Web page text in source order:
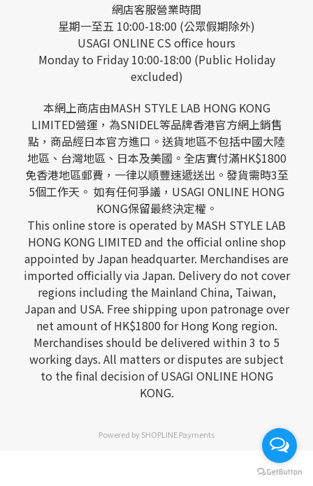
立即購買
網店客服營業時間
星期一至五 10:00-18:00 (公眾假期除外)
USAGI ONLINE CS office hours
Monday to Friday 10:00-18:00 (Public Holiday
excluded)
本網上商店由MASH STYLE LAB HONG KONG
LIMITED營運，為SNIDEL等品牌香港官方網上銷售
點，商品經日本官方進口。送貨地區不包括中國大陸
地區、台灣地區、日本及美國。全店實付滿HK$1800
免香港地區郵費，一律以順豐速遞送出。發貨需時3至
5個工作天。 如有任何爭議，USAGI ONLINE HONG
KONG保留最終決定權。
This online store is operated by MASH STYLE LAB
HONG KONG LIMITED and the official online shop
appointed by Japan headquarter. Merchandises are
imported officially via Japan. Delivery do not cover
regions including the Mainland China, Taiwan,
Japan and USA. Free shipping upon patronage over
net amount of HK$1800 for Hong Kong region.
Merchandises should be delivered within 3 to 5
working days. All matters or disputes are subject
to the final decision of USAGI ONLINE HONG
KONG.
Powered bySHOPLINE Payments